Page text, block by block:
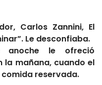
Carlos Zannini, El
Le desconfiaba.
anoche le ofreció
la mañana, cuando el
reservada.